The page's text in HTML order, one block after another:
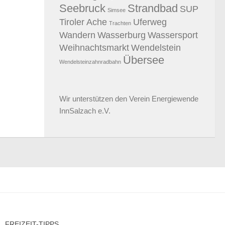
Seebruck Simsee Strandbad SUP
Tiroler Ache Trachten Uferweg
Wandern Wasserburg Wassersport
Weihnachtsmarkt Wendelstein
Wendelsteinzahnradbahn Übersee
Wir unterstützen den Verein Energiewende
InnSalzach e.V.